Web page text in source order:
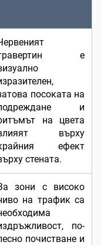
е
посоката на
и
на цвета
върху
ефект
стената.
зони с високо
на трафик са
по-
почистване и